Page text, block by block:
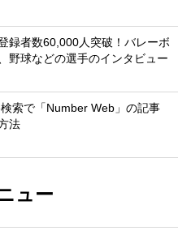
録者数60,000人突破！バレーボ
野球などの選手のインタビュー
検索で「Number Web」の記事
法
ュー